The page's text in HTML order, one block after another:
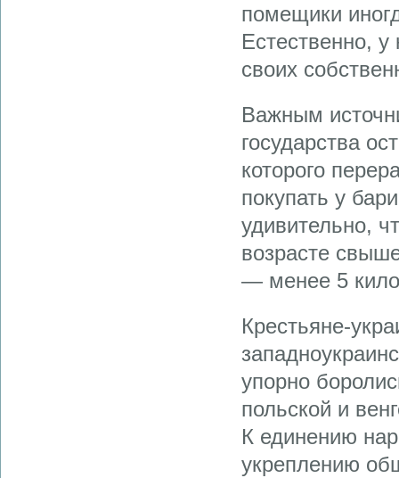
помещики
Естественно,
своих
Важным
государства
которого
покупать у
удивительно,
возрасте
— менее 5
Крестьяне-
упорно
польской и
К единению
укреплению